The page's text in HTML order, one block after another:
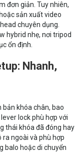
đơn giản. Tuy nhiên,
sản xuất video
chuyên dụng.
hybrid nhẹ, nơi tripod
ổn định.
Nhanh,
khóa chân, bao
lock phù hợp với
thái khóa đã đóng hay
ra ngoài và phù hợp
balo hoặc di chuyển